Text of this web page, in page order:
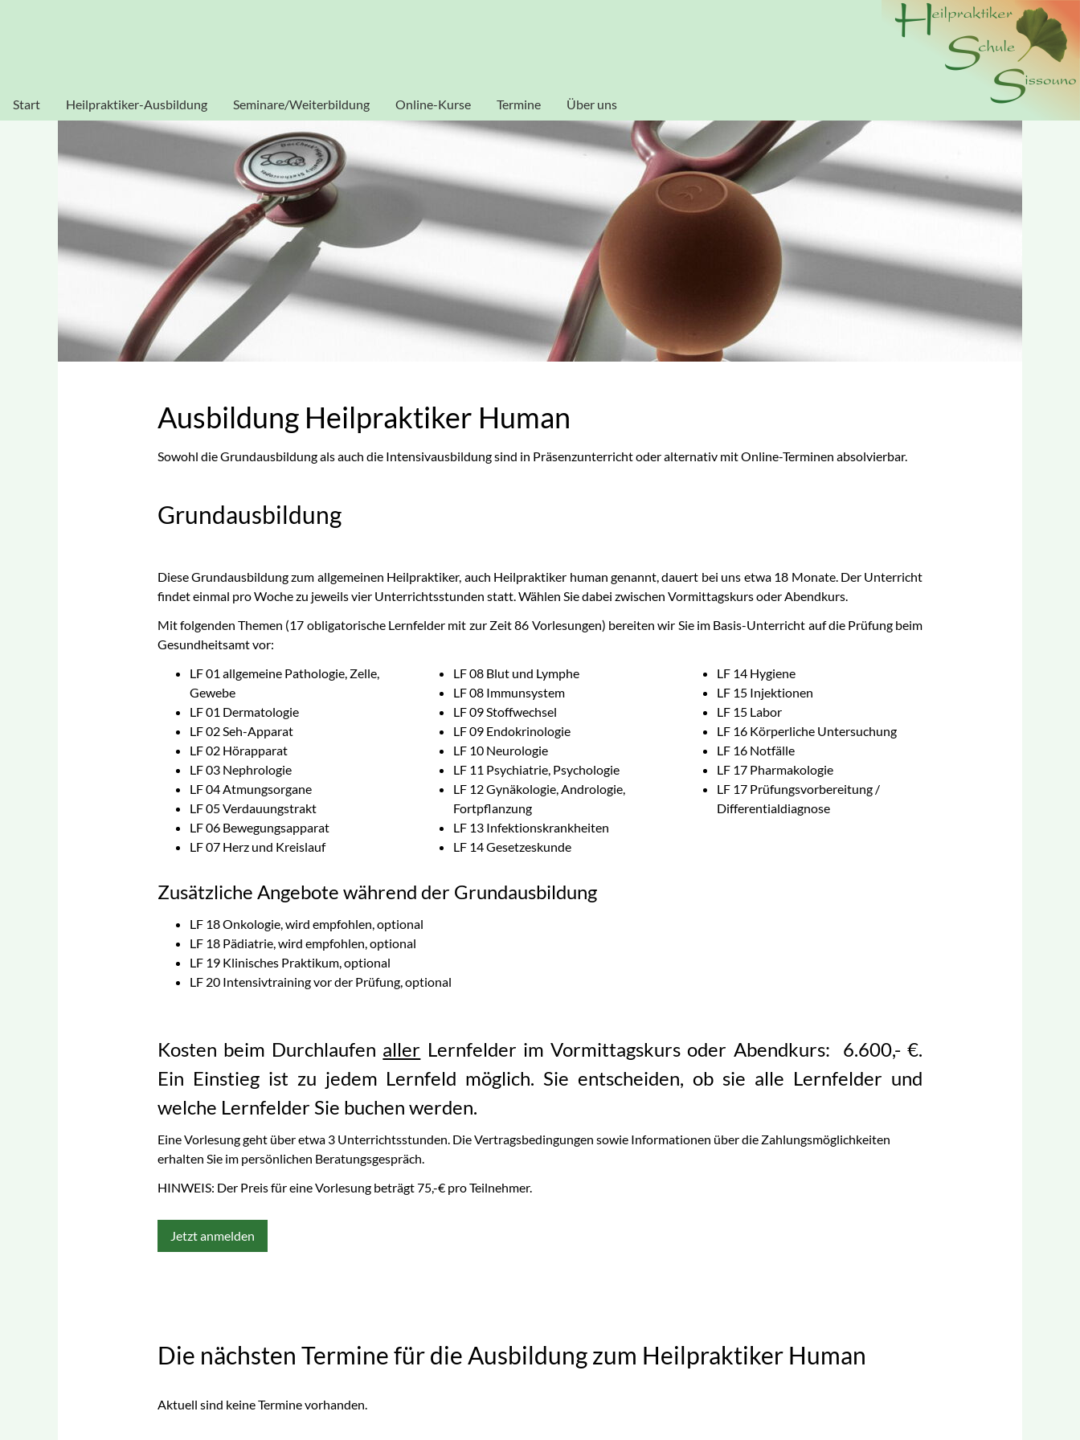
Start Heilpraktiker-Ausbildung
Heilpraktiker Human
Heilpraktiker
Heilpraktiker
Psychotherapie
Seminare/Weiterbildung
Akupunktur
Blutegeltherapie
Dorn-Seminar
Ganzheitliche
Diagnostik
Homöopathie
Kinesiologie
Labor-Seminar
Psychoonkologie
und II
Wirbelsäulentherapie
Online-Kurse Termine Über uns
Ausbildung Heilpraktiker Human
Sowohl die Grundausbildung als auch die Intensivausbildung sind in Präsenzunterricht oder alternativ mit Online-Terminen absolvierbar.
Grundausbildung
Diese Grundausbildung zum allgemeinen Heilpraktiker, auch Heilpraktiker human genannt, dauert bei uns etwa 18 Monate. Der Unterricht
findet einmal pro Woche zu jeweils vier Unterrichtsstunden statt. Wählen Sie dabei zwischen Vormittagskurs oder Abendkurs.
Mit folgenden Themen (17 obligatorische Lernfelder mit zur Zeit 86 Vorlesungen) bereiten wir Sie im Basis-Unterricht auf die Prüfung beim
Gesundheitsamt vor:
LF 01 allgemeine Pathologie, Zelle,
Gewebe
LF 01 Dermatologie
LF 02 Seh-Apparat
LF 02 Hörapparat
LF 03 Nephrologie
LF 04 Atmungsorgane
LF 05 Verdauungstrakt
LF 06 Bewegungsapparat
LF 07 Herz und Kreislauf
LF 08 Blut und Lymphe
LF 08 Immunsystem
LF 09 Stoffwechsel
LF 09 Endokrinologie
LF 10 Neurologie
LF 11 Psychiatrie, Psychologie
LF 12 Gynäkologie, Andrologie,
Fortpflanzung
LF 13 Infektionskrankheiten
LF 14 Gesetzeskunde
LF 14 Hygiene
LF 15 Injektionen
LF 15 Labor
LF 16 Körperliche Untersuchung
LF 16 Notfälle
LF 17 Pharmakologie
LF 17 Prüfungsvorbereitung /
Differentialdiagnose
Zusätzliche Angebote während der Grundausbildung
LF 18 Onkologie, wird empfohlen, optional
LF 18 Pädiatrie, wird empfohlen, optional
LF 19 Klinisches Praktikum, optional
LF 20 Intensivtraining vor der Prüfung, optional
Kosten beim Durchlaufen aller Lernfelder im Vormittagskurs oder Abendkurs: 6.600,- €.
Ein Einstieg ist zu jedem Lernfeld möglich. Sie entscheiden, ob sie alle Lernfelder und
welche Lernfelder Sie buchen werden.
Eine Vorlesung geht über etwa 3 Unterrichtsstunden. Die Vertragsbedingungen sowie Informationen über die Zahlungsmöglichkeiten
erhalten Sie im persönlichen Beratungsgespräch.
HINWEIS: Der Preis für eine Vorlesung beträgt 75,-€ pro Teilnehmer.
Jetzt anmelden
Die nächsten Termine für die Ausbildung zum Heilpraktiker Human
Aktuell sind keine Termine vorhanden.
Verwendung von Cookies: Um unsere Webseite für Sie optimal zu gestalten und fortlaufend verbessern zu können, verwenden wir Cookies. Durch die weitere Nutzung der Webseite